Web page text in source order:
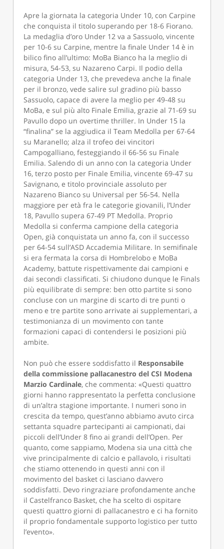
Apre la giornata la categoria Under 10, con Carpine
che conquista il titolo superando per 18-6 Fiorano.
La medaglia d’oro Under 12 va a Sassuolo, vincente
per 10-6 su Carpine, mentre la finale Under 14 è in
bilico fino all’ultimo: MoBa Bianco ha la meglio di
misura, 54-53, su Nazareno Carpi. Il podio della
categoria Under 13, che prevedeva anche la finale
per il bronzo, vede salire sul gradino più basso
Sassuolo, capace di avere la meglio per 49-48 su
MoBa, e sul più alto Finale Emilia, grazie al 71-69 su
Pavullo dopo un overtime thriller. In Under 15 la
“finalina” se la aggiudica il Team Medolla per 67-64
su Maranello; alza il trofeo dei vincitori
Campogalliano, festeggiando il 66-56 su Finale
Emilia. Salendo di un anno con la categoria Under
16, terzo posto per Finale Emilia, vincente 69-47 su
Savignano, e titolo provinciale assoluto per
Nazareno Bianco su Universal per 56-54. Nella
maggiore per età fra le categorie giovanili, l’Under
18, Pavullo supera 67-49 PT Medolla. Proprio
Medolla si conferma campione della categoria
Open, già conquistata un anno fa, con il successo
per 64-54 sull’ASD Accademia Militare. In semifinale
si era fermata la corsa di Hombrelobo e MoBa
Academy, battute rispettivamente dai campioni e
dai secondi classificati. Si chiudono dunque le Finals
più equilibrate di sempre: ben otto partite si sono
concluse con un margine di scarto di tre punti o
meno e tre partite sono arrivate ai supplementari, a
testimonianza di un movimento con tante
formazioni capaci di contendersi le posizioni più
ambite.
Non può che essere soddisfatto il Responsabile
della commissione pallacanestro del CSI Modena
Marzio Cardinale, che commenta: «Questi quattro
giorni hanno rappresentato la perfetta conclusione
di un’altra stagione importante. I numeri sono in
crescita da tempo, quest’anno abbiamo avuto circa
settanta squadre partecipanti ai campionati, dai
piccoli dell’Under 8 fino ai grandi dell’Open. Per
quanto, come sappiamo, Modena sia una città che
vive principalmente di calcio e pallavolo, i risultati
che stiamo ottenendo in questi anni con il
movimento del basket ci lasciano davvero
soddisfatti. Devo ringraziare profondamente anche
il Castelfranco Basket, che ha scelto di ospitare
questi quattro giorni di pallacanestro e ci ha fornito
il proprio fondamentale supporto logistico per tutto
l’evento».